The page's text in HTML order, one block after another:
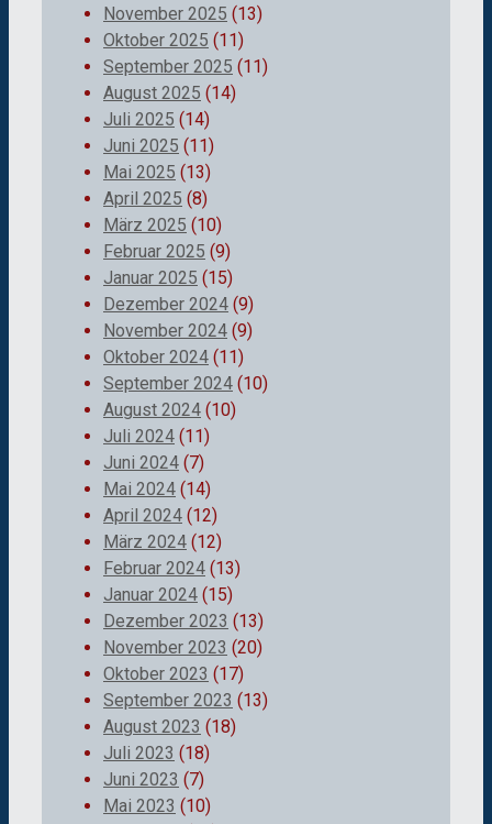
November 2025 (13)
Oktober 2025 (11)
September 2025 (11)
August 2025 (14)
Juli 2025 (14)
Juni 2025 (11)
Mai 2025 (13)
April 2025 (8)
März 2025 (10)
Februar 2025 (9)
Januar 2025 (15)
Dezember 2024 (9)
November 2024 (9)
Oktober 2024 (11)
September 2024 (10)
August 2024 (10)
Juli 2024 (11)
Juni 2024 (7)
Mai 2024 (14)
April 2024 (12)
März 2024 (12)
Februar 2024 (13)
Januar 2024 (15)
Dezember 2023 (13)
November 2023 (20)
Oktober 2023 (17)
September 2023 (13)
August 2023 (18)
Juli 2023 (18)
Juni 2023 (7)
Mai 2023 (10)